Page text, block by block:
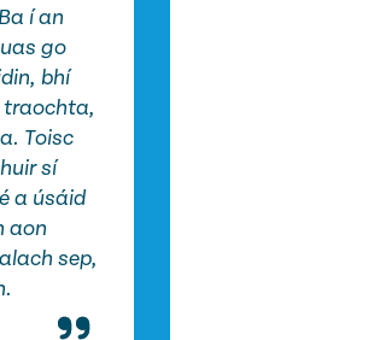
í an
go
bhí
traochta,
Toisc
sí
a úsáid
aon
sep,